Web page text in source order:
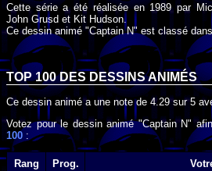
Cette série a été réalisée en 1989par
John Grusd et Kit Hudson.
Ce dessin animé "Captain N" est classé
TOP 100 DES DESSINS ANIMÉS
Ce dessin animé a une note de 4.29sur5
Votez pour le dessin animé "Captain N"
100 :
Rang Prog.